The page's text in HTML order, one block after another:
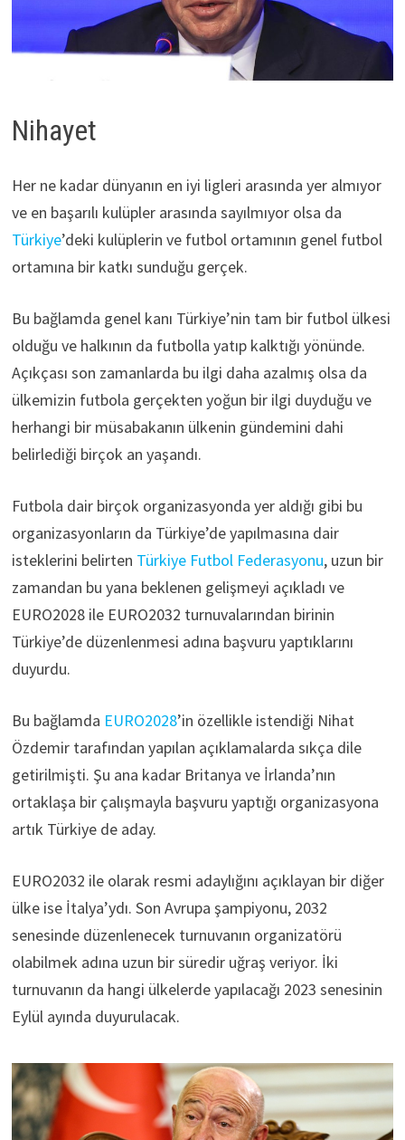
Nihayet
Her ne kadar dünyanın en iyi ligleri arasında yer almıyor
ve en başarılı kulüpler arasında sayılmıyor olsa da
Türkiye’deki kulüplerin ve futbol ortamının genel futbol
ortamına bir katkı sunduğu gerçek.
Bu bağlamda genel kanı Türkiye’nin tam bir futbol ülkesi
olduğu ve halkının da futbolla yatıp kalktığı yönünde.
Açıkçası son zamanlarda bu ilgi daha azalmış olsa da
ülkemizin futbola gerçekten yoğun bir ilgi duyduğu ve
herhangi bir müsabakanın ülkenin gündemini dahi
belirlediği birçok an yaşandı.
Futbola dair birçok organizasyonda yer aldığı gibi bu
organizasyonların da Türkiye’de yapılmasına dair
isteklerini belirten Türkiye Futbol Federasyonu, uzun bir
zamandan bu yana beklenen gelişmeyi açıkladı ve
EURO2028 ile EURO2032 turnuvalarından birinin
Türkiye’de düzenlenmesi adına başvuru yaptıklarını
duyurdu.
Bu bağlamda EURO2028’in özellikle istendiği Nihat
Özdemir tarafından yapılan açıklamalarda sıkça dile
getirilmişti. Şu ana kadar Britanya ve İrlanda’nın
ortaklaşa bir çalışmayla başvuru yaptığı organizasyona
artık Türkiye de aday.
EURO2032 ile olarak resmi adaylığını açıklayan bir diğer
ülke ise İtalya’ydı. Son Avrupa şampiyonu, 2032
senesinde düzenlenecek turnuvanın organizatörü
olabilmek adına uzun bir süredir uğraş veriyor. İki
turnuvanın da hangi ülkelerde yapılacağı 2023 senesinin
Eylül ayında duyurulacak.